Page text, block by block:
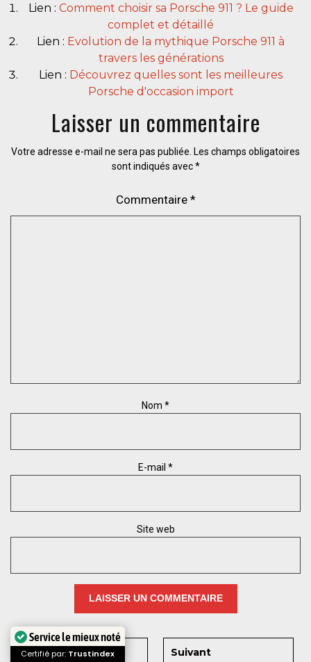
Lien : Comment choisir sa Porsche 911 ? Le guide
complet et détaillé
Lien : Evolution de la mythique Porsche 911 à
travers les générations
Lien : Découvrez quelles sont les meilleures
Porsche d'occasion import
Laisser un commentaire
Votre adresse e-mail ne sera pas publiée. Les champs obligatoires
sont indiqués avec*
Commentaire *
Nom *
E-mail *
Site web
Précédent Suivant
Service le mieux noté
Certifié par: Trustindex